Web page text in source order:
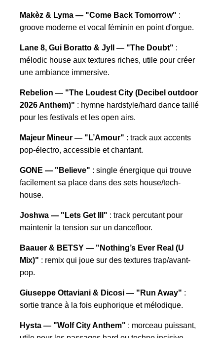
Makèz & Lyma — "Come Back Tomorrow" :
groove moderne et vocal féminin en point d'orgue.
Lane 8, Gui Boratto & Jyll — "The Doubt" :
mélodic house aux textures riches, utile pour créer
une ambiance immersive.
Rebelion — "The Loudest City (Decibel outdoor
2026 Anthem)" : hymne hardstyle/hard dance taillé
pour les festivals et les open airs.
Majeur Mineur — "L’Amour" : track aux accents
pop-électro, accessible et chantant.
GONE — "Believe" : single énergique qui trouve
facilement sa place dans des sets house/tech-
house.
Joshwa — "Lets Get Ill" : track percutant pour
maintenir la tension sur un dancefloor.
Baauer & BETSY — "Nothing’s Ever Real (U
Mix)" : remix qui joue sur des textures trap/avant-
pop.
Giuseppe Ottaviani & Dicosi — "Run Away" :
sortie trance à la fois euphorique et mélodique.
Hysta — "Wolf City Anthem" : morceau puissant,